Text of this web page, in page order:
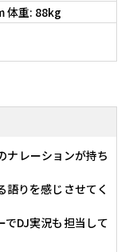
体重: 88kg
ナレーションが持ち
りを感じさせてく
DJ実況も担当して